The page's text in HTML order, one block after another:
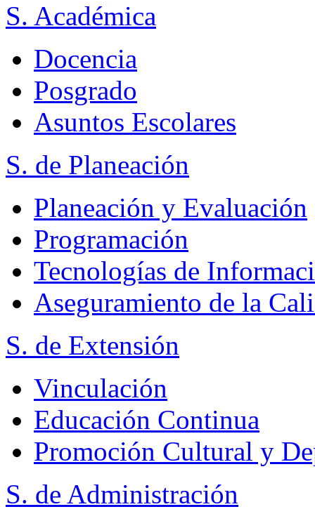
S. Académica
Docencia
Posgrado
Asuntos Escolares
S. de Planeación
Planeación y Evaluación
Programación
Tecnologías de
Aseguramiento de la
S. de Extensión
Vinculación
Educación Continua
Promoción Cultural y
S. de Administración